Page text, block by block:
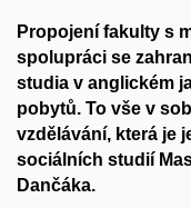
Propojení fakulty s
spolupráci se
studia v anglickém
pobytů. To vše v
vzdělávání, která je
sociálních studií
Dančáka.